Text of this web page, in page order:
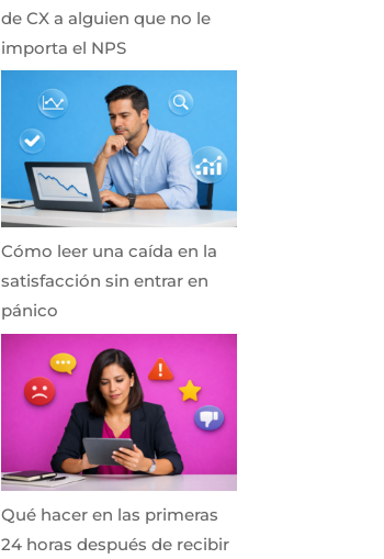
de CX a alguien que no le
importa el NPS
Cómo leer una caída en la
satisfacción sin entrar en
pánico
Qué hacer en las primeras
24 horas después de recibir